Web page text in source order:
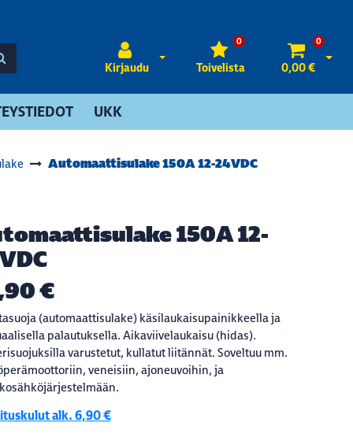
Kirjaudu
Avaa kirjautuminen
Toivelista
0 0
0,00 €
UKK
Automaattisulake 150A 12-24VDC
150A 12-
€
(automaattisulake) käsilaukaisupainikkeella ja
palautuksella. Aikaviivelaukaisu (hidas).
varustetut, kullatut liitännät. Soveltuu mm.
veneisiin, ajoneuvoihin, ja
alk. 6,90 €